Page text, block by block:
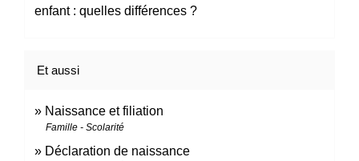
enfant : quelles différences ?
Et aussi
Naissance et filiation
Famille - Scolarité
Déclaration de naissance